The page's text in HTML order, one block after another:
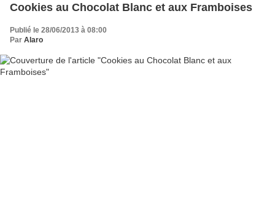
Cookies au Chocolat Blanc et aux Framboises
Publié le 28/06/2013 à 08:00
Par Alaro